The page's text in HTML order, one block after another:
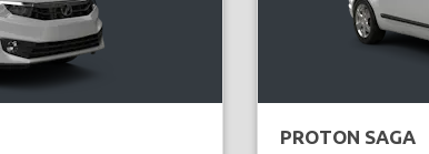
PROTON SAGA